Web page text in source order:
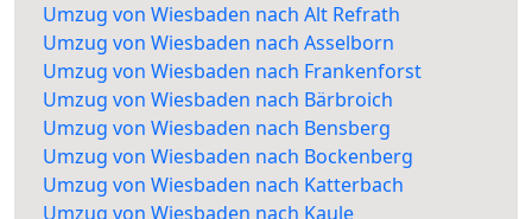
Umzug von Wiesbaden nach Alt Refrath
Umzug von Wiesbaden nach Asselborn
Umzug von Wiesbaden nach Frankenforst
Umzug von Wiesbaden nach Bärbroich
Umzug von Wiesbaden nach Bensberg
Umzug von Wiesbaden nach Bockenberg
Umzug von Wiesbaden nach Katterbach
Umzug von Wiesbaden nach Kaule